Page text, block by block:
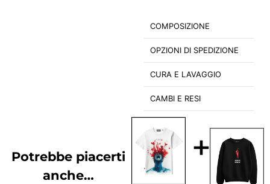
COMPOSIZIONE
OPZIONI DI SPEDIZIONE
CURA E LAVAGGIO
CAMBI E RESI
Potrebbe piacerti
anche…
+